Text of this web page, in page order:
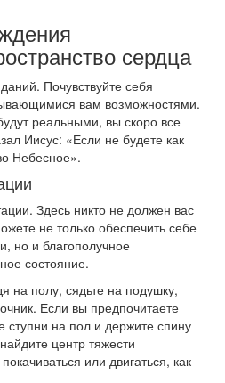
сердца
Почувствуйте себя
вам возможностями.
реальными, вы скоро все
Иисус: «Если не будете как
Небесное».
Здесь никто не должен вас
не только обеспечить себе
но и благополучное
состояние.
на полу, сядьте на подушку,
Если вы предпочитаете
ступни на пол и держите спину
центр тяжести
или двигаться, как